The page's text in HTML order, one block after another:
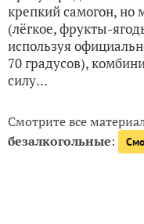
крепкий самогон,
(лёгкое, фрукты-
используя
70 градусов),
силу...
Смотрите все
безалкогольные: